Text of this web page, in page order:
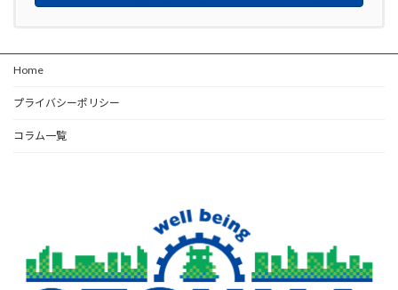
Home
プライバシーポリシー
コラム一覧